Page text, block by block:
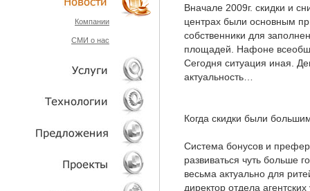
О КОМПАНИИ
НОВОСТИ
Компании
СМИ о нас
УСЛУГИ
ТЕХНОЛОГИИ
ОБЪЕКТЫ
Вначале 2009г. скидки и
центрах были основным
собственники для
площадей. Нафоне
Сегодня ситуация иная.
актуальность…
Когда скидки были
Система бонусов и
развиваться чуть больше
весьма актуально для
директор отдела